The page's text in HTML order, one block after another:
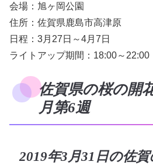
会場：旭ヶ岡公園
住所：佐賀県鹿島市高津原
日程：3月27日～4月7日
ライトアップ期間：18:00～22:00
佐賀県の桜の開
月第6週
2019年3月31日の佐